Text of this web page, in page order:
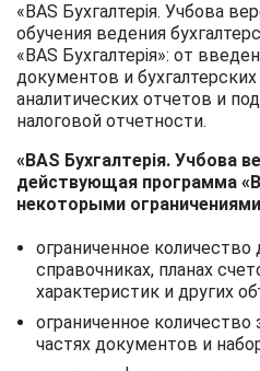
«BAS Бухгалтерія. Учбова
обучения ведения
«BAS Бухгалтерія»: от
документов и
аналитических отчетов и
налоговой отчетности.
«BAS Бухгалтерія. Учбова
действующая программа
некоторыми
ограниченное
справочниках, планах
характеристик и других
ограниченное количество
частях документов и